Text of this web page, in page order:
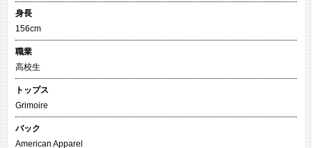
身長
156cm
職業
高校生
トップス
Grimoire
バック
American Apparel